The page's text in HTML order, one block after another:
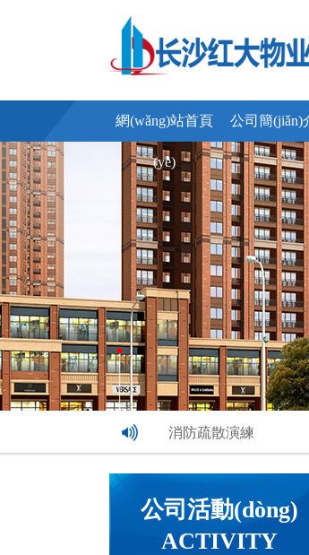
網(wǎng)站首頁
(yè)
公司簡(jiǎn)
消防疏散演練
喜迎新春文藝匯演活動
花溪欣苑元宵喜樂(lè )
公司活動(dòng)
ACTIVITY